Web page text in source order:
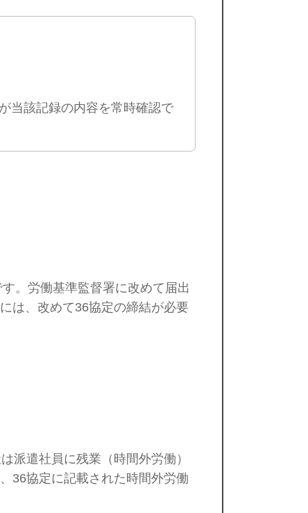
当該記録の内容を常時確認で
す。労働基準監督署に改めて届出
は、改めて36協定の締結が必要
派遣社員に残業（時間外労働）
36協定に記載された時間外労働